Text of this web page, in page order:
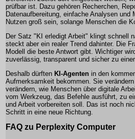
prüfbar ist. Dazu gehören Recherchen,
Datenaufbereitung, einfache Analysen und
Nutzen groß sein, solange Menschen die
Der Satz "KI erledigt Arbeit" klingt schnell
steckt aber ein realer Trend dahinter. Die
Modell die beste Antwort gibt. Wichtiger
zuverlässig, transparent und sicher zu
Deshalb dürften KI-Agenten in den
Aufmerksamkeit bekommen. Sie
verändern, wie Menschen über digitale
vom Werkzeug, das Befehle ausführt, zu
und Arbeit vorbereiten soll. Das ist noch
Schritt in eine neue Richtung.
FAQ zu Perplexity Computer